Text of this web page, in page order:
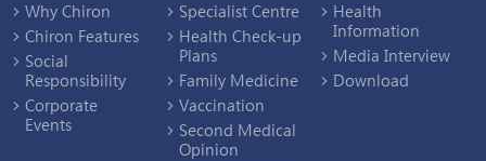
Why Chiron
Chiron Features
Social
Responsibility
Corporate
Events
Specialist Centre
Health Check-up
Plans
Family Medicine
Vaccination
Second Medical
Opinion
Health
Information
Media Interview
Download